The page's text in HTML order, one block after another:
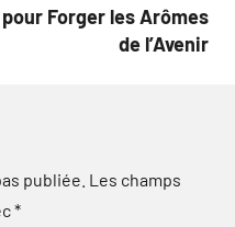
Forger les Arômes
de l’Avenir
publiée. Les champs
*